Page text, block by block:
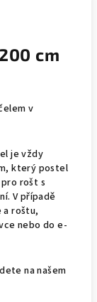
cm
v
je vždy
který postel
rošt s
V případě
a roštu,
nebo do e-
na našem